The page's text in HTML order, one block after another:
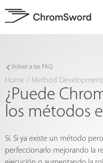
Volver a las FAQ
Home / Method
¿Puede
los métodos
Sí. Si ya existe un método
perfeccionarlo mejorando la